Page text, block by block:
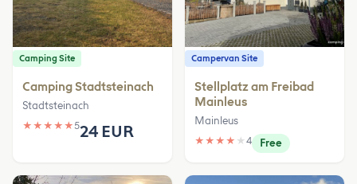
Camping Site
Camping Stadtsteinach
Stadtsteinach
★ ★ ★ ★ ★524 EUR
Campervan Site
Stellplatz am Freibad
Mainleus
Mainleus
★ ★ ★ ★ ★ 4 Free